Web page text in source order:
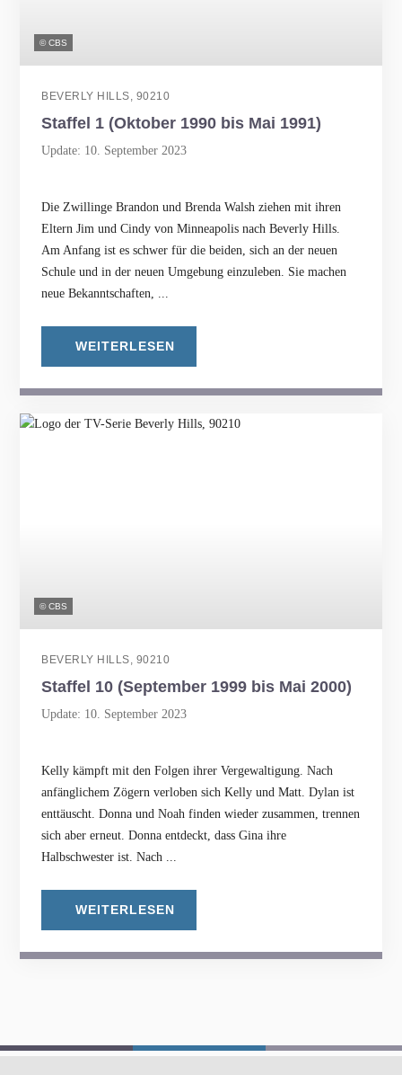
© CBS
BEVERLY HILLS, 90210
Staffel 1 (Oktober 1990 bis Mai 1991)
Update: 10. September 2023
Die Zwillinge Brandon und Brenda Walsh ziehen mit ihren
Eltern Jim und Cindy von Minneapolis nach Beverly Hills.
Am Anfang ist es schwer für die beiden, sich an der neuen
Schule und in der neuen Umgebung einzuleben. Sie machen
neue Bekanntschaften, ...
WEITERLESEN
© CBS
BEVERLY HILLS, 90210
Staffel 10 (September 1999 bis Mai 2000)
Update: 10. September 2023
Kelly kämpft mit den Folgen ihrer Vergewaltigung. Nach
anfänglichem Zögern verloben sich Kelly und Matt. Dylan ist
enttäuscht. Donna und Noah finden wieder zusammen, trennen
sich aber erneut. Donna entdeckt, dass Gina ihre
Halbschwester ist. Nach ...
WEITERLESEN